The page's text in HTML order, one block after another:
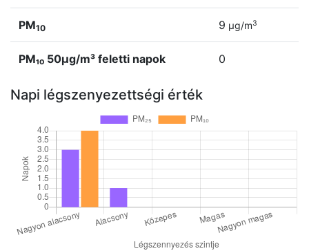
PM10 9 µg/m3
PM₁₀ 50µg/m³ feletti napok 0
Napi légszenyezettségi érték